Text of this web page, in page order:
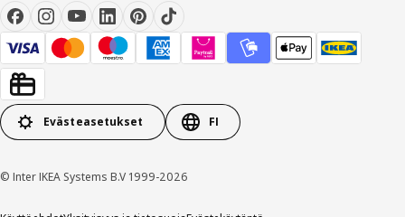
Evästeasetukset FI
© Inter IKEA Systems B.V 1999-2026